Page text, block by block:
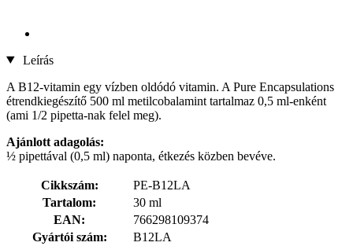
Leírás
A B12-vitamin egy vízben oldódó vitamin. A Pure Encapsulations
étrendkiegészítő 500 ml metilcobalamint tartalmaz 0,5 ml-enként
(ami 1/2 pipetta-nak felel meg).
Ajánlott adagolás:
½ pipettával (0,5 ml) naponta, étkezés közben bevéve.
Cikkszám:
PE-B12LA
Tartalom:
30 ml
EAN:
766298109374
Gyártói szám:
B12LA